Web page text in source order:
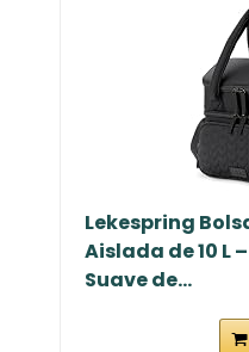
Lekespring
Aislada de 10 L
Suave de...